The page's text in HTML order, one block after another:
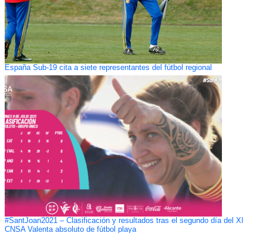
España Sub-19 cita a siete representantes del fútbol regional
#SantJoan2021 – Clasificación y resultados tras el segundo día del XI
CNSA Valenta absoluto de fútbol playa